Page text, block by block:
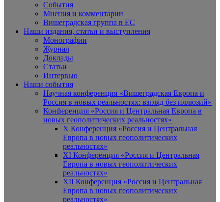
События
Мнения и комментарии
Вишеградская группа в ЕС
Наши издания, статьи и выступления
Монографии
Журнал
Доклады
Статьи
Интервью
Наши события
Научная конференция «Вишеградская Европа и
Россия в новых реальностях: взгляд без иллюзий»
Конференция «Россия и Центральная Европа в
новых геополитических реальностях»
X Конференция «Россия и Центральная
Европа в новых геополитических
реальностях»
XI Конференция «Россия и Центральная
Европа в новых геополитических
реальностях»
XII Конференция «Россия и Центральная
Европа в новых геополитических
реальностях»